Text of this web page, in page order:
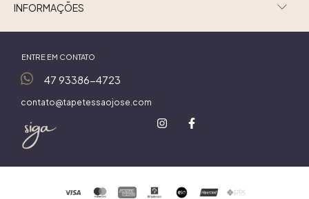
INFORMAÇÕES
ENTRE EM CONTATO
47 93386-4723
contato@tapetessaojose.com